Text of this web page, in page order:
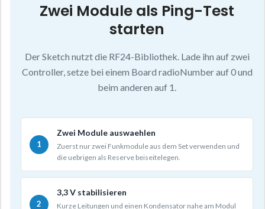
Zwei Module als Ping-Test
starten
Der Sketch nutzt die RF24-Bibliothek. Lade ihn auf zwei
Controller, setze bei einem Board radioNumber auf 0 und
beim anderen auf 1.
Zwei Module auswaehlen
Zuerst nur zwei Funkmodule aus dem Set verwenden und
die uebrigen als Reserve beiseitelegen.
3,3 V stabilisieren
Kurze Leitungen und einen Kondensator nahe am Modul